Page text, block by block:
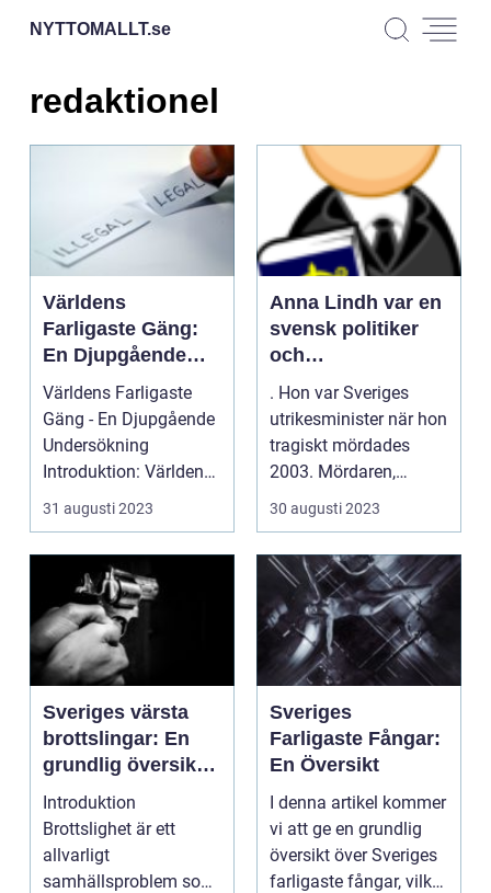
NYTTOMALLT.se
redaktionel
Världens
Farligaste Gäng:
En Djupgående
Undersökning
Världens Farligaste
Gäng - En Djupgående
Undersökning
Introduktion: Världen
är fylld med farliga br...
31 augusti 2023
Anna Lindh var en
svensk politiker
och
socialdemokrat
som var ytterst
engagerad i sitt
arbete för att
förbättra samhället
. Hon var Sveriges
utrikesminister när hon
tragiskt mördades
2003. Mördaren,
Mijailo Mijailovic, var...
30 augusti 2023
Sveriges värsta
brottslingar: En
grundlig översikt
och analys
Introduktion
Brottslighet är ett
allvarligt
samhällsproblem som
Sveriges
Farligaste Fångar:
En Översikt
I denna artikel kommer
vi att ge en grundlig
översikt över Sveriges
farligaste fångar, vilka